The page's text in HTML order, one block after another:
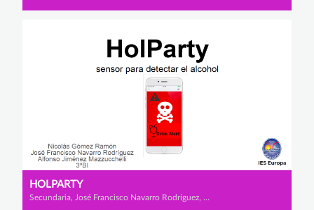
HOLPARTY
Secundaria, José Francisco Navarro Rodríguez, Nicolás Gómez Ramón y Alfonso Jiménez Mazzucchelli